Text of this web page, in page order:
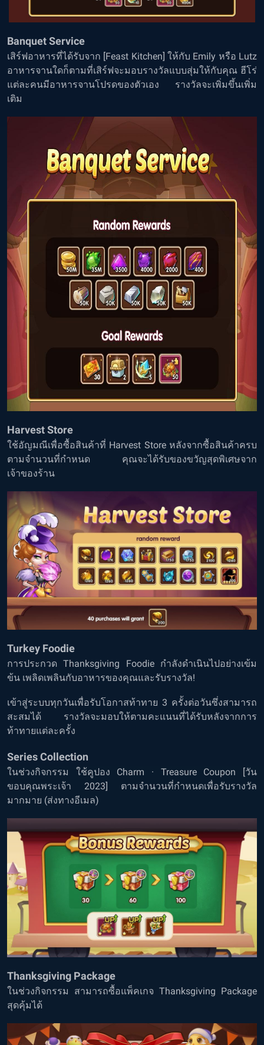
Banquet Service
เสิร์ฟอาหารที่ได้รับจาก [Feast Kitchen] ให้กับ Emily หรือ Lutz
อาหารจานใดก็ตามที่เสิร์ฟจะมอบรางวัลแบบสุ่มให้กับคุณ ฮีโร่
แต่ละคนมีอาหารจานโปรดของตัวเอง รางวัลจะเพิ่มขึ้นเพิ่ม
เติม
Harvest Store
ใช้อัญมณีเพื่อซื้อสินค้าที่ Harvest Store หลังจากซื้อสินค้าครบ
ตามจำนวนที่กำหนด คุณจะได้รับของขวัญสุดพิเศษจาก
เจ้าของร้าน
Turkey Foodie
การประกวด Thanksgiving Foodie กำลังดำเนินไปอย่างเข้ม
ข้น เพลิดเพลินกับอาหารของคุณและรับรางวัล!
เข้าสู่ระบบทุกวันเพื่อรับโอกาสท้าทาย 3 ครั้งต่อวันซึ่งสามารถ
สะสมได้ รางวัลจะมอบให้ตามคะแนนที่ได้รับหลังจากการ
ท้าทายแต่ละครั้ง
Series Collection
ในช่วงกิจกรรม ใช้คูปอง Charm · Treasure Coupon [วัน
ขอบคุณพระเจ้า 2023] ตามจำนวนที่กำหนดเพื่อรับรางวัล
มากมาย (ส่งทางอีเมล)
Thanksgiving Package
ในช่วงกิจกรรม สามารถซื้อแพ็คเกจ Thanksgiving Package
สุดคุ้มได้